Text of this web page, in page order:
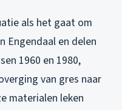
als het gaat om
Engendaal en delen
1960 en 1980,
van gres naar
materialen leken